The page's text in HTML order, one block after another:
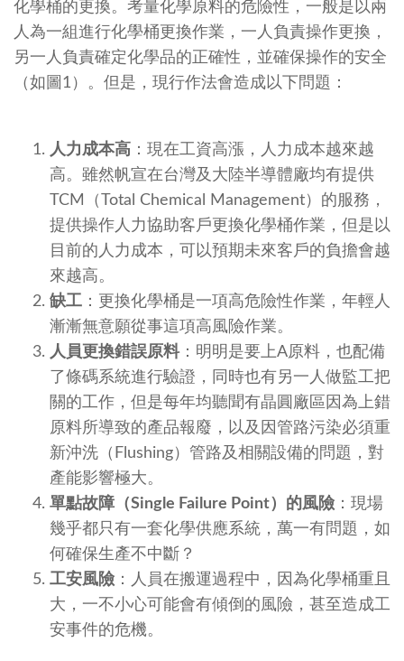
化學桶的更換。考量化學原料的危險性，一般是以兩
人為一組進行化學桶更換作業，一人負責操作更換，
另一人負責確定化學品的正確性，並確保操作的安全
（如圖1）。但是，現行作法會造成以下問題：
人力成本高 ：現在工資高漲，人力成本越來越
高。雖然帆宣在台灣及大陸半導體廠均有提供
TCM（Total Chemical Management）的服務，
提供操作人力協助客戶更換化學桶作業，但是以
目前的人力成本，可以預期未來客戶的負擔會越
來越高。
缺工 ：更換化學桶是一項高危險性作業，年輕人
漸漸無意願從事這項高風險作業。
人員更換錯誤原料：明明是要上A原料，也配備
了條碼系統進行驗證，同時也有另一人做監工把
關的工作，但是每年均聽聞有晶圓廠區因為上錯
原料所導致的產品報廢，以及因管路污染必須重
新沖洗（Flushing）管路及相關設備的問題，對
產能影響極大。
單點故障（Single Failure Point）的風險 ：現場
幾乎都只有一套化學供應系統，萬一有問題，如
何確保生產不中斷？
工安風險 ：人員在搬運過程中，因為化學桶重且
大，一不小心可能會有傾倒的風險，甚至造成工
安事件的危機。